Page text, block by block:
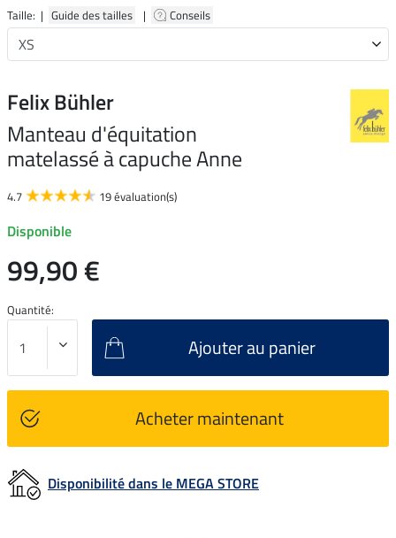
Taille: | Guide des tailles | Conseils
Felix Bühler
Manteau d'équitation
matelassé à capuche Anne
4.7 19 évaluation(s)
Disponible
99,90 €
Quantité:
Ajouter au panier
Acheter maintenant
Disponibilité dans le MEGA STORE